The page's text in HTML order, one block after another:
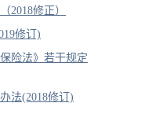
2018修正）
修订)
险法》若干规定
法(2018修订)